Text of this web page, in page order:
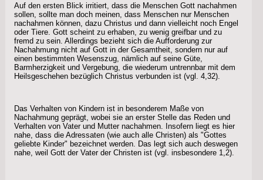
Auf den ersten Blick irritiert, dass die Menschen Gott nachahmen
sollen, sollte man doch meinen, dass Menschen nur Menschen
nachahmen können, dazu Christus und dann vielleicht noch Engel
oder Tiere. Gott scheint zu erhaben, zu wenig greifbar und zu
fremd zu sein. Allerdings bezieht sich die Aufforderung zur
Nachahmung nicht auf Gott in der Gesamtheit, sondern nur auf
einen bestimmten Wesenszug, nämlich auf seine Güte,
Barmherzigkeit und Vergebung, die wiederum untrennbar mit dem
Heilsgeschehen bezüglich Christus verbunden ist (vgl. 4,32).
Das Verhalten von Kindern ist in besonderem Maße von
Nachahmung geprägt, wobei sie an erster Stelle das Reden und
Verhalten von Vater und Mutter nachahmen. Insofern liegt es hier
nahe, dass die Adressaten (wie auch alle Christen) als "Gottes
geliebte Kinder" bezeichnet werden. Das legt sich auch deswegen
nahe, weil Gott der Vater der Christen ist (vgl. insbesondere 1,2).